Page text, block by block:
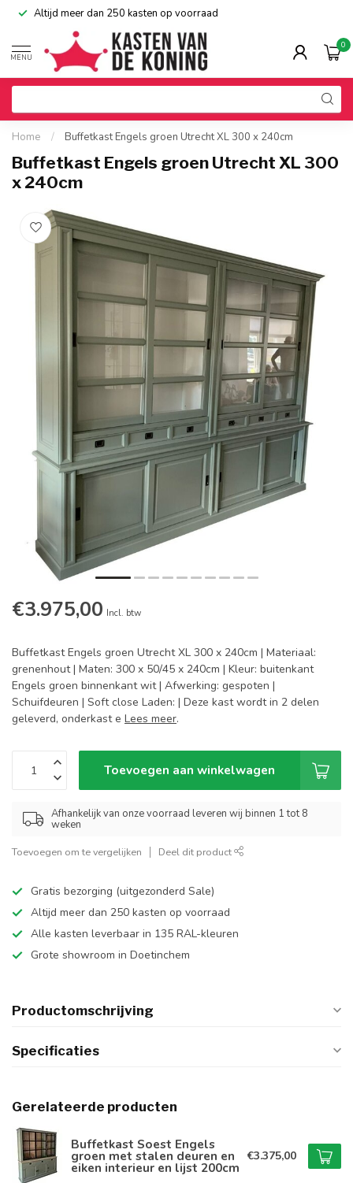
Altijd meer dan 250 kasten op voorraad
MENU
0
Home / Buffetkast Engels groen Utrecht XL 300 x 240cm
Buffetkast Engels groen Utrecht XL 300
x 240cm
€3.975,00 Incl. btw
Buffetkast Engels groen Utrecht XL 300 x 240cm | Materiaal:
grenenhout | Maten: 300 x 50/45 x 240cm | Kleur: buitenkant
Engels groen binnenkant wit | Afwerking: gespoten |
Schuifdeuren | Soft close Laden: | Deze kast wordt in 2 delen
geleverd, onderkast e Lees meer.
Toevoegen aan winkelwagen
Afhankelijk van onze voorraad leveren wij binnen 1 tot 8
weken
Toevoegen om te vergelijken Deel dit product
Gratis bezorging (uitgezonderd Sale)
Altijd meer dan 250 kasten op voorraad
Alle kasten leverbaar in 135 RAL-kleuren
Grote showroom in Doetinchem
Productomschrijving
Specificaties
Gerelateerde producten
Buffetkast Soest Engels
groen met stalen deuren en
eiken interieur en lijst 200cm
€3.375,00